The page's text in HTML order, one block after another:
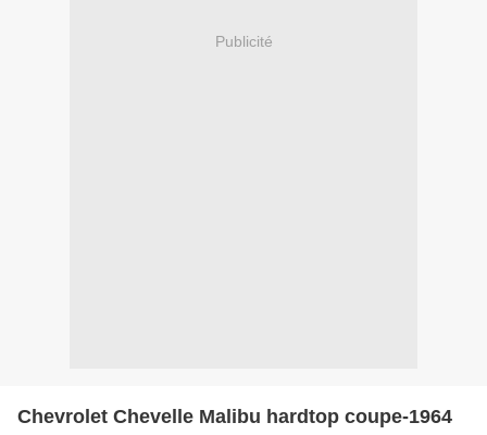
Publicité
Chevrolet Chevelle Malibu hardtop coupe-1964